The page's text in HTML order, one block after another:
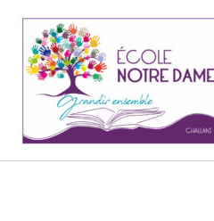
contenu